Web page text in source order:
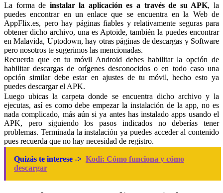
La forma de instalar la aplicación es a través de su APK, la
puedes encontrar en un enlace que se encuentra en la Web de
AppFlix.es, pero hay páginas fiables y relativamente seguras para
obtener dicho archivo, una es Aptoide, también la puedes encontrar
en Malavida, Uptodown, hay otras páginas de descargas y Software
pero nosotros te sugerimos las mencionadas.
Recuerda que en tu móvil Android debes habilitar la opción de
habilitar descargas de orígenes desconocidos o en todo caso una
opción similar debe estar en ajustes de tu móvil, hecho esto ya
puedes descargar el APK.
Luego ubicas la carpeta donde se encuentra dicho archivo y la
ejecutas, así es como debe empezar la instalación de la app, no es
nada complicado, más aún si ya antes has instalado apps usando el
APK, pero siguiendo los pasos indicados no deberías tener
problemas. Terminada la instalación ya puedes acceder al contenido
pues recuerda que no hay necesidad de registro.
Quizás te interese -> Kodi: Cómo funciona y cómo
descargar